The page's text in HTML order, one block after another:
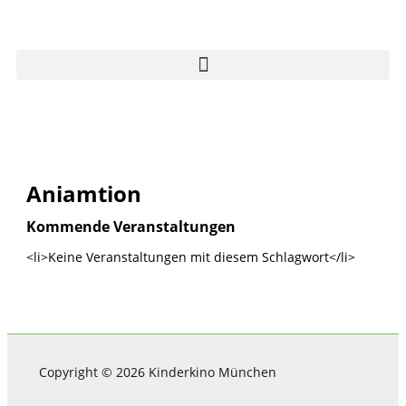
Aniamtion
Kommende Veranstaltungen
<li>Keine Veranstaltungen mit diesem Schlagwort</li>
Copyright © 2026 Kinderkino München